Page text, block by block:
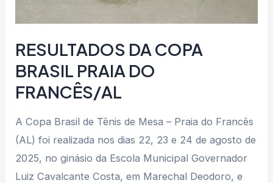
RESULTADOS DA COPA
BRASIL PRAIA DO
FRANCÊS/AL
A Copa Brasil de Tênis de Mesa – Praia do Francês
(AL) foi realizada nos dias 22, 23 e 24 de agosto de
2025, no ginásio da Escola Municipal Governador
Luiz Cavalcante Costa, em Marechal Deodoro, e